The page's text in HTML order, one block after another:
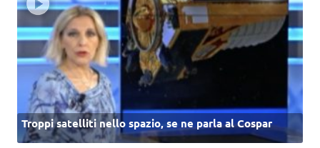
Troppi satelliti nello spazio, se ne parla al Cospar